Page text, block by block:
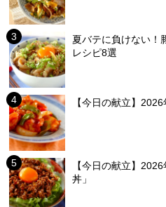
夏バテに負けない！
レシピ8選
【今日の献立】
【今日の献立】
丼」